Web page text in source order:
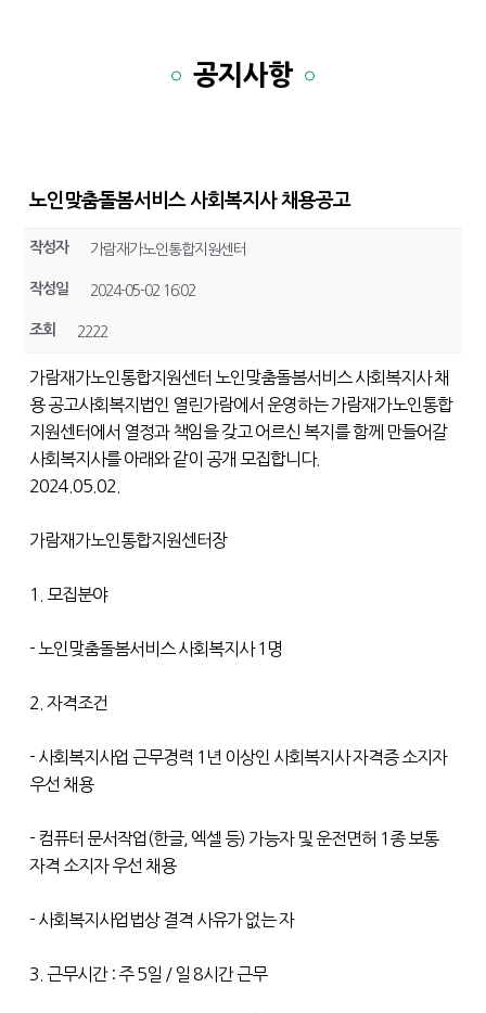
공지사항
노인맞춤돌봄서비스 사회복지사 채용공고
작성자 가람재가노인통합지원센터
작성일 2024-05-02 16:02
조회 2222
가람재가노인통합지원센터 노인맞춤돌봄서비스 사회복지사 채
용 공고사회복지법인 열린가람에서 운영하는 가람재가노인통합
지원센터에서 열정과 책임을 갖고 어르신 복지를 함께 만들어갈
사회복지사를 아래와 같이 공개 모집합니다.
2024.05.02.
가람재가노인통합지원센터장
1. 모집분야
- 노인맞춤돌봄서비스 사회복지사 1명
2. 자격조건
- 사회복지사업 근무경력 1년 이상인 사회복지사 자격증 소지자
우선 채용
- 컴퓨터 문서작업(한글, 엑셀 등) 가능자 및 운전면허 1종 보통
자격 소지자 우선 채용
- 사회복지사업법상 결격 사유가 없는 자
3. 근무시간 : 주 5일 / 일 8시간 근무